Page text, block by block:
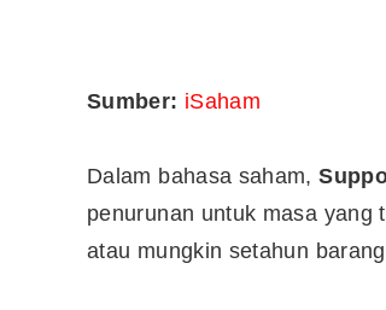
Sumber: iSaham
Dalam bahasa saham,
penurunan untuk masa yang
atau mungkin setahun